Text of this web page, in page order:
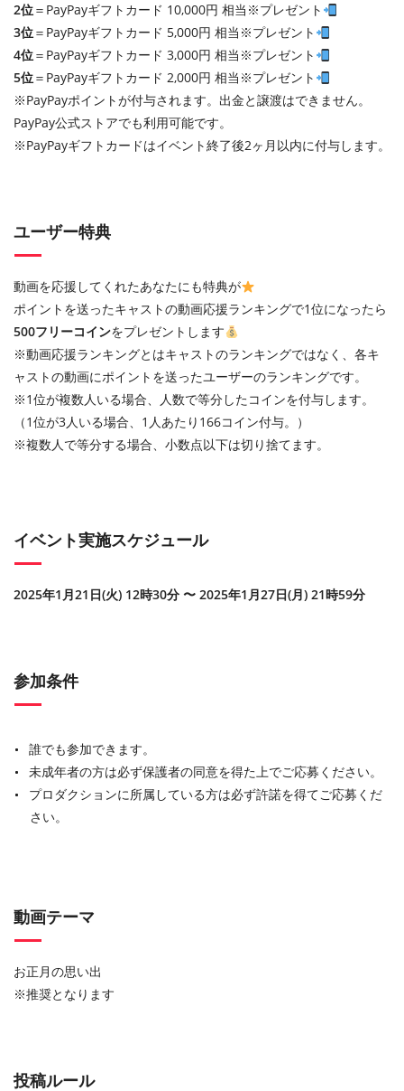
2位＝PayPayギフトカード 10,000円 相当※プレゼント
3位＝PayPayギフトカード 5,000円 相当※プレゼント
4位＝PayPayギフトカード 3,000円 相当※プレゼント
5位＝PayPayギフトカード 2,000円 相当※プレゼント
※PayPayポイントが付与されます。出金と譲渡はできません。
PayPay公式ストアでも利用可能です。
※PayPayギフトカードはイベント終了後2ヶ月以内に付与します。
ユーザー特典
動画を応援してくれたあなたにも特典が
ポイントを送ったキャストの動画応援ランキングで1位になったら
500フリーコインをプレゼントします
※動画応援ランキングとはキャストのランキングではなく、各キ
ャストの動画にポイントを送ったユーザーのランキングです。
※1位が複数人いる場合、人数で等分したコインを付与します。
（1位が3人いる場合、1人あたり166コイン付与。）
※複数人で等分する場合、小数点以下は切り捨てます。
イベント実施スケジュール
2025年1月21日(火) 12時30分 〜 2025年1月27日(月) 21時59分
参加条件
誰でも参加できます。
未成年者の方は必ず保護者の同意を得た上でご応募ください。
プロダクションに所属している方は必ず許諾を得てご応募くだ
さい。
動画テーマ
お正月の思い出
※推奨となります
投稿ルール